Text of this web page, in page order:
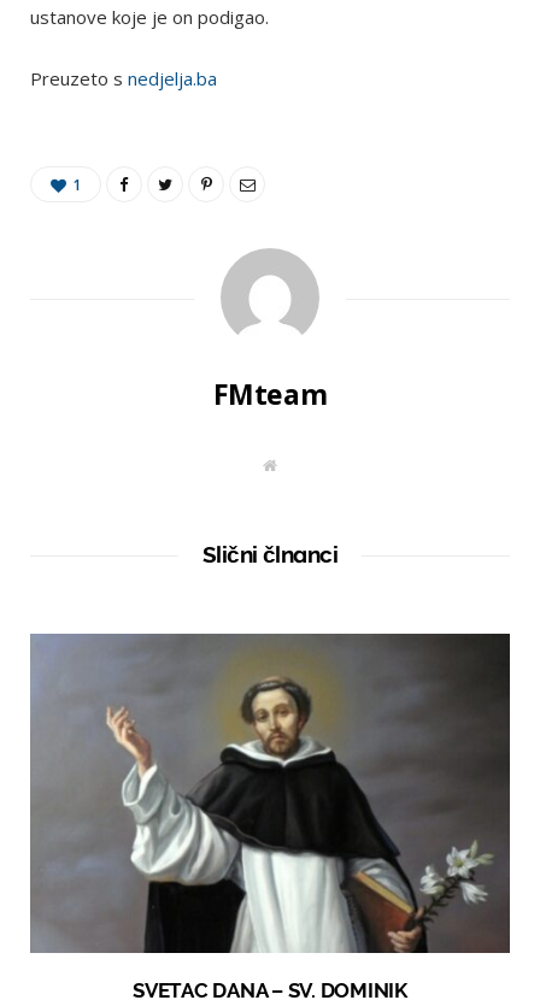
ustanove koje je on podigao.
Preuzeto s nedjelja.ba
1
FMteam
W
t
Slični člnanci
SVETAC DANA – SV. DOMINIK